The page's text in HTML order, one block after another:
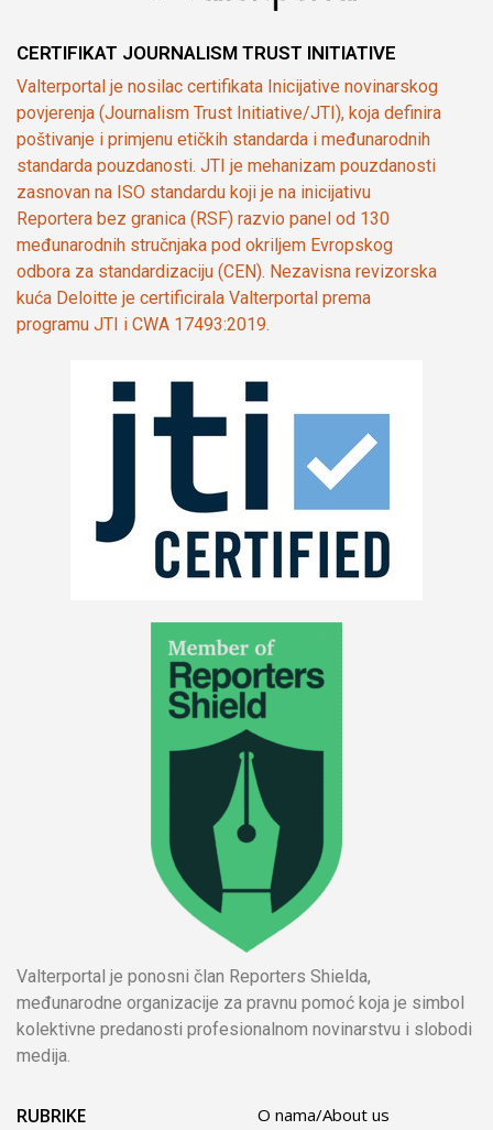
CERTIFIKAT JOURNALISM TRUST INITIATIVE
Valterportal je nosilac certifikata Inicijative novinarskog
povjerenja (Journalism Trust Initiative/JTI), koja definira
poštivanje i primjenu etičkih standarda i međunarodnih
standarda pouzdanosti. JTI je mehanizam pouzdanosti
zasnovan na ISO standardu koji je na inicijativu
Reportera bez granica (RSF) razvio panel od 130
međunarodnih stručnjaka pod okriljem Evropskog
odbora za standardizaciju (CEN). Nezavisna revizorska
kuća Deloitte je certificirala Valterportal prema
programu JTI i CWA 17493:2019.
Valterportal je ponosni član Reporters Shielda,
međunarodne organizacije za pravnu pomoć koja je simbol
kolektivne predanosti profesionalnom novinarstvu i slobodi
medija.
RUBRIKE
O nama/About us